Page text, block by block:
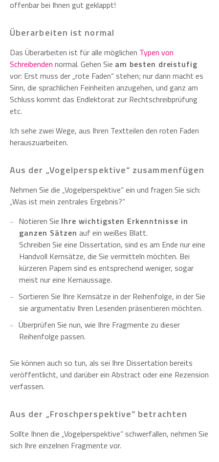
offenbar bei Ihnen gut geklappt!
Überarbeiten ist normal
Das Überarbeiten ist für alle möglichen Typen von
Schreibenden normal. Gehen Sie am besten dreistufig
vor: Erst muss der „rote Faden“ stehen; nur dann macht es
Sinn, die sprachlichen Feinheiten anzugehen, und ganz am
Schluss kommt das Endlektorat zur Rechtschreibprüfung
etc.
Ich sehe zwei Wege, aus Ihren Textteilen den roten Faden
herauszuarbeiten.
Aus der „Vogelperspektive“ zusammenfügen
Nehmen Sie die „Vogelperspektive“ ein und fragen Sie sich:
„Was ist mein zentrales Ergebnis?“
Notieren Sie Ihre wichtigsten Erkenntnisse in
ganzen Sätzen auf ein weißes Blatt.
Schreiben Sie eine Dissertation, sind es am Ende nur eine
Handvoll Kernsätze, die Sie vermitteln möchten. Bei
kürzeren Papern sind es entsprechend weniger, sogar
meist nur eine Kernaussage.
Sortieren Sie Ihre Kernsätze in der Reihenfolge, in der Sie
sie argumentativ Ihren Lesenden präsentieren möchten.
Überprüfen Sie nun, wie Ihre Fragmente zu dieser
Reihenfolge passen.
Sie können auch so tun, als sei Ihre Dissertation bereits
veröffentlicht, und darüber ein Abstract oder eine Rezension
verfassen.
Aus der „Froschperspektive“ betrachten
Sollte Ihnen die „Vogelperspektive“ schwerfallen, nehmen Sie
sich Ihre einzelnen Fragmente vor.